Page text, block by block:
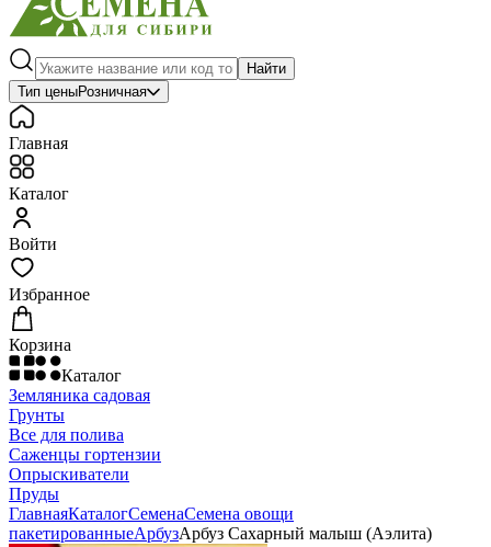
Найти
Тип ценыРозничная
Главная
Каталог
Войти
Избранное
Корзина
Каталог
Земляника садовая
Грунты
Все для полива
Саженцы гортензии
Опрыскиватели
Пруды
ГлавнаяКаталогСеменаСемена овощи
пакетированныеАрбузАрбуз Сахарный малыш (Аэлита)